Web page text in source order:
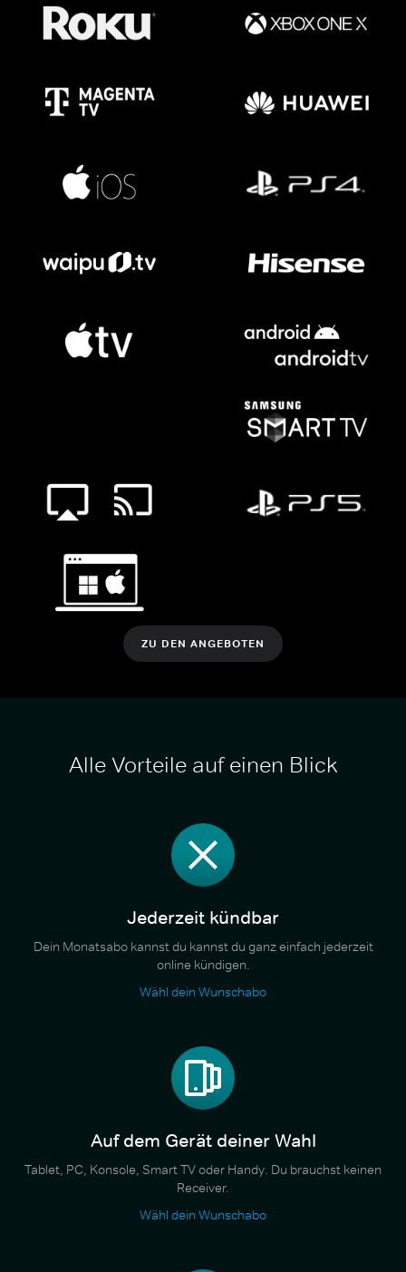
ZU DEN ANGEBOTEN
Alle Vorteile auf einen Blick
Jederzeit kündbar
Dein Monatsabo kannst du kannst du ganz einfach jederzeit
online kündigen.
Wähl dein Wunschabo
Auf dem Gerät deiner Wahl
Tablet, PC, Konsole, Smart TV oder Handy. Du brauchst keinen
Receiver.
Wähl dein Wunschabo